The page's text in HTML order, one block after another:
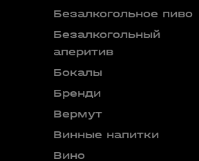
Безалкогольное пиво
Безалкогольный
аперитив
Бокалы
Бренди
Вермут
Винные напитки
Вино